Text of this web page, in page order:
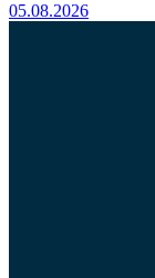
05.08.2026